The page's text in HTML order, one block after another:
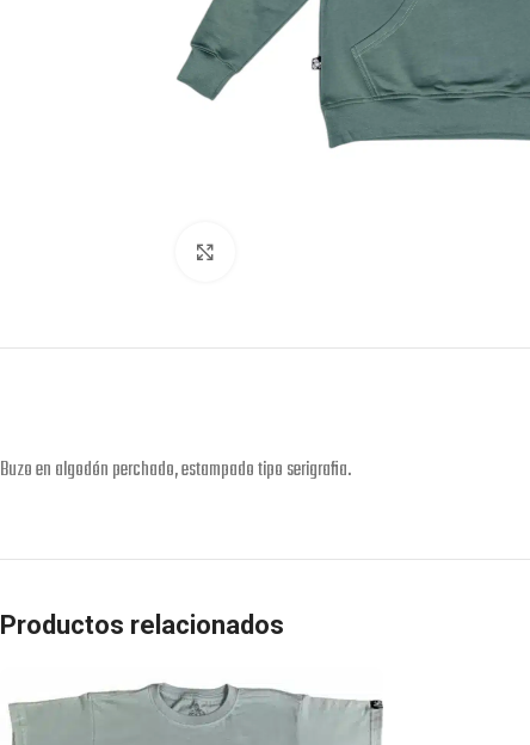
Buzo en algodón perchado, estampado tipo serigrafia.
Productos relacionados